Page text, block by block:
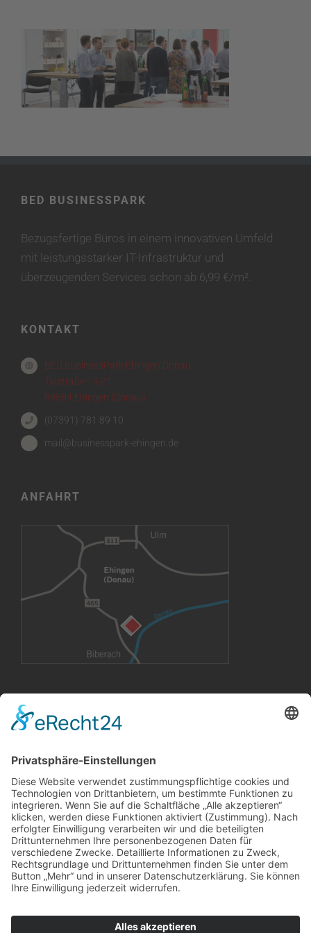
BED BUSINESSPARK
Bezugsfertige Büros in einem innovativen Umfeld
mit leistungsstarker IT-Infrastruktur und
überzeugenden Services schon ab 6,99 €/m².
KONTAKT
BED BusinessPark Ehingen Donau
Talstraße 14-21
89584 Ehingen (Donau)
(07391) 781 89 10
mail@businesspark-ehingen.de
ANFAHRT
VERMIETUNG
Großflächen
Konferenzräume
CoWorking Arbeitsplätze
InnovationLab